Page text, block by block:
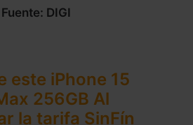
Fuente: DIGI
este iPhone 15
256GB Al
la tarifa SinFín